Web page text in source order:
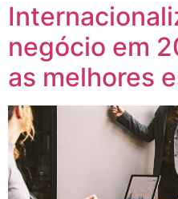
negócio em
as melhores